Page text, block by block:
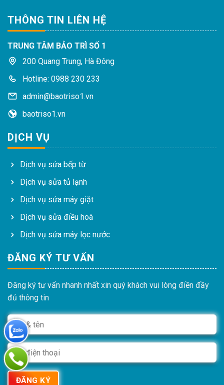
THÔNG TIN LIÊN HỆ
TRUNG TÂM BẢO TRÌ SỐ 1
200 Quang Trung, Hà Đông
Hotline: 0988 230 233
admin@baotriso1.vn
baotriso1.vn
DỊCH VỤ
Dịch vụ sửa bếp từ
Dịch vụ sửa tủ lạnh
Dịch vụ sửa máy giặt
Dịch vụ sửa điều hoà
Dịch vụ sửa máy lọc nước
ĐĂNG KÝ TƯ VẤN
Đăng ký tư vấn nhanh nhất xin quý khách vui lòng điền đầy
đủ thông tin